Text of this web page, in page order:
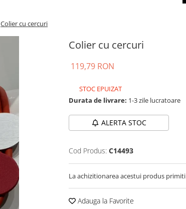
Colier cu cercuri
Colier cu cercuri
119,79 RON
STOC EPUIZAT
Durata de livrare: 1-3 zile lucratoare
ALERTA STOC
Cod Produs: C14493
La achizitionarea acestui produs primiti
Adauga la Favorite